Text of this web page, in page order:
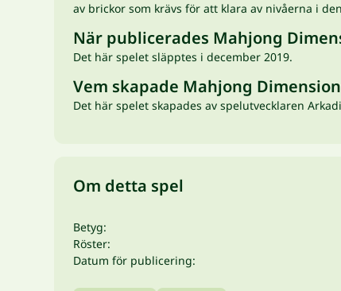
av brickor som krävs för att klara av nivåerna i
När publicerades Mahjong
Det här spelet släpptes i december 2019.
Vem skapade Mahjong
Det här spelet skapades av spelutvecklaren
Om detta spel
Betyg:
Röster:
Datum för publicering: